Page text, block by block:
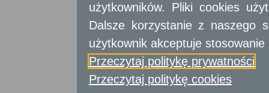
Sprawy komunikacyjne
Udostępnianie informacji publicznej
Urząd Stanu Cywilnego
Usługi
dla przedsiębiorców
użytkowników. Pliki cookies
Dalsze korzystanie z naszego
użytkownik akceptuje stosowanie
Przeczytaj politykę prywatności
Przeczytaj politykę cookies